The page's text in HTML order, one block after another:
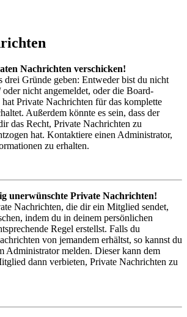
Nachrichten verschicken!
drei Gründe geben: Entweder bist du nicht
nicht angemeldet, oder die Board-
Private Nachrichten für das komplette
Außerdem könnte es sein, dass der
das Recht, Private Nachrichten zu
hat. Kontaktiere einen Administrator,
zu erhalten.
unerwünschte Private Nachrichten!
Nachrichten, die dir ein Mitglied sendet,
indem du in deinem persönlichen
Regel erstellst. Falls du
von jemandem erhältst, so kannst du
Administrator melden. Dieser kann dem
dann verbieten, Private Nachrichten zu